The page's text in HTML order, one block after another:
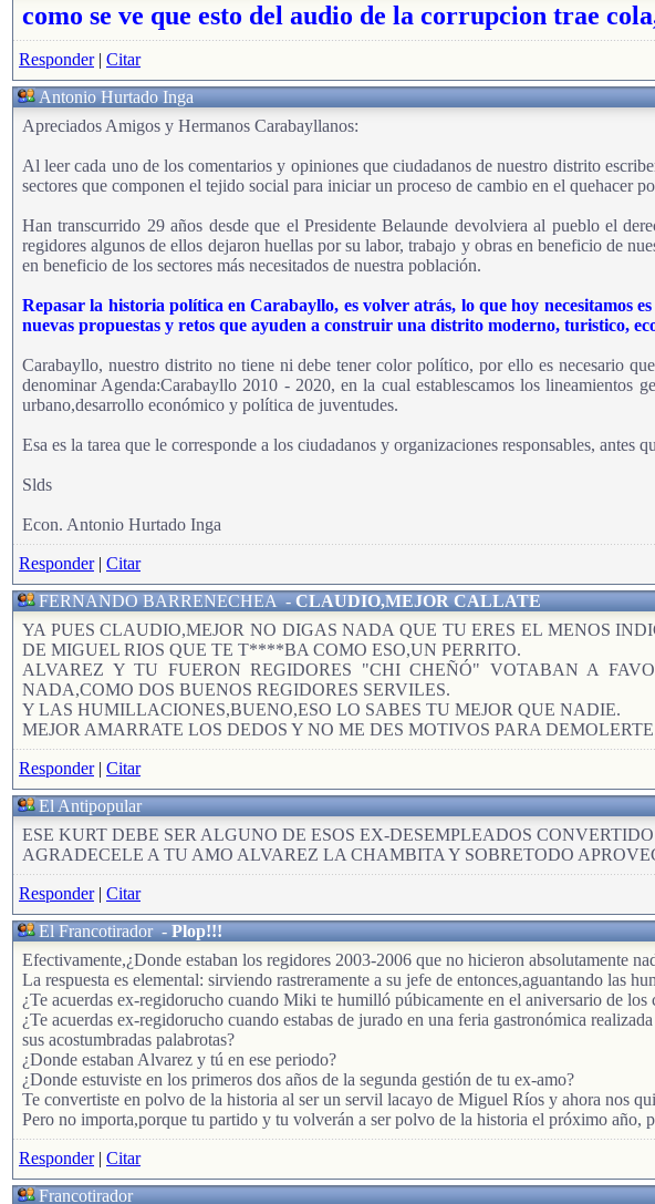
como se ve que esto del audio de la corrupcion trae
Responder| Citar
Antonio Hurtado Inga
Apreciados Amigos y Hermanos Carabayllanos:
Al leer cada uno de los comentarios y opiniones que ciudadanos de nuestro distrito
sectores que componen el tejido social para iniciar un proceso de cambio en el quehacer
Han transcurrido 29 años desde que el Presidente Belaunde devolviera al pueblo el
regidores algunos de ellos dejaron huellas por su labor, trabajo y obras en beneficio de
en beneficio de los sectores más necesitados de nuestra población.
Repasar la historia política en Carabayllo, es volver atrás, lo que hoy necesitamos
nuevas propuestas y retos que ayuden a construir una distrito moderno, turistico,
Carabayllo, nuestro distrito no tiene ni debe tener color político, por ello es necesario
denominar Agenda:Carabayllo 2010 - 2020, en la cual establescamos los lineamientos
urbano,desarrollo económico y política de juventudes.
Esa es la tarea que le corresponde a los ciudadanos y organizaciones responsables, antes
Slds
Econ. Antonio Hurtado Inga
Responder| Citar
FERNANDO BARRENECHEA-CLAUDIO,MEJOR CALLATE
YA PUES CLAUDIO,MEJOR NO DIGAS NADA QUE TU ERES EL MENOS
DE MIGUEL RIOS QUE TE T****BA COMO ESO,UN PERRITO.
ALVAREZ Y TU FUERON REGIDORES "CHI CHEÑÓ" VOTABAN A
NADA,COMO DOS BUENOS REGIDORES SERVILES.
Y LAS HUMILLACIONES,BUENO,ESO LO SABES TU MEJOR QUE NADIE.
MEJOR AMARRATE LOS DEDOS Y NO ME DES MOTIVOS PARA
Responder| Citar
El Antipopular
ESE KURT DEBE SER ALGUNO DE ESOS EX-DESEMPLEADOS
AGRADECELE A TU AMO ALVAREZ LA CHAMBITA Y SOBRETODO
Responder| Citar
El Francotirador-Plop!!!
Efectivamente,¿Donde estaban los regidores 2003-2006 que no hicieron absolutamente
La respuesta es elemental: sirviendo rastreramente a su jefe de entonces,aguantando las
¿Te acuerdas ex-regidorucho cuando Miki te humilló púbicamente en el aniversario de
¿Te acuerdas ex-regidorucho cuando estabas de jurado en una feria gastronómica
sus acostumbradas palabrotas?
¿Donde estaban Alvarez y tú en ese periodo?
¿Donde estuviste en los primeros dos años de la segunda gestión de tu ex-amo?
Te convertiste en polvo de la historia al ser un servil lacayo de Miguel Ríos y ahora nos
Pero no importa,porque tu partido y tu volverán a ser polvo de la historia el próximo año,
Responder| Citar
Francotirador